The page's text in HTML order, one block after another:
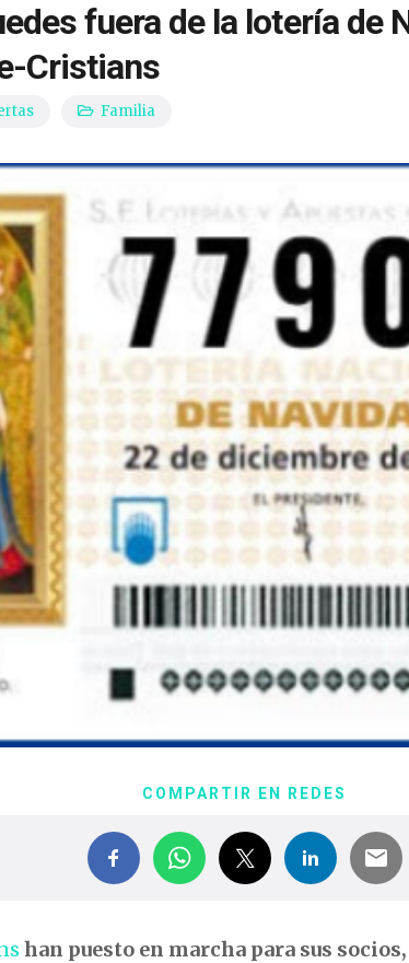
fuera de la lotería de
Cristians
Familia
COMPARTIR EN REDES
han puesto en marcha para sus